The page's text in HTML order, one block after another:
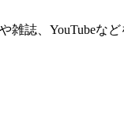
誌、YouTube